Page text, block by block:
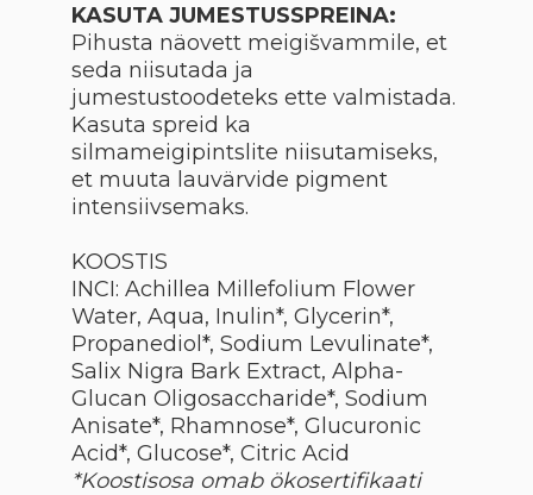
KASUTA JUMESTUSSPREINA:
Pihusta näovett meigišvammile, et
seda niisutada ja
jumestustoodeteks ette valmistada.
Kasuta spreid ka
silmameigipintslite niisutamiseks,
et muuta lauvärvide pigment
intensiivsemaks.
KOOSTIS
INCI: Achillea Millefolium Flower
Water, Aqua, Inulin*, Glycerin*,
Propanediol*, Sodium Levulinate*,
Salix Nigra Bark Extract, Alpha-
Glucan Oligosaccharide*, Sodium
Anisate*, Rhamnose*, Glucuronic
Acid*, Glucose*, Citric Acid
*Koostisosa omab ökosertifikaati